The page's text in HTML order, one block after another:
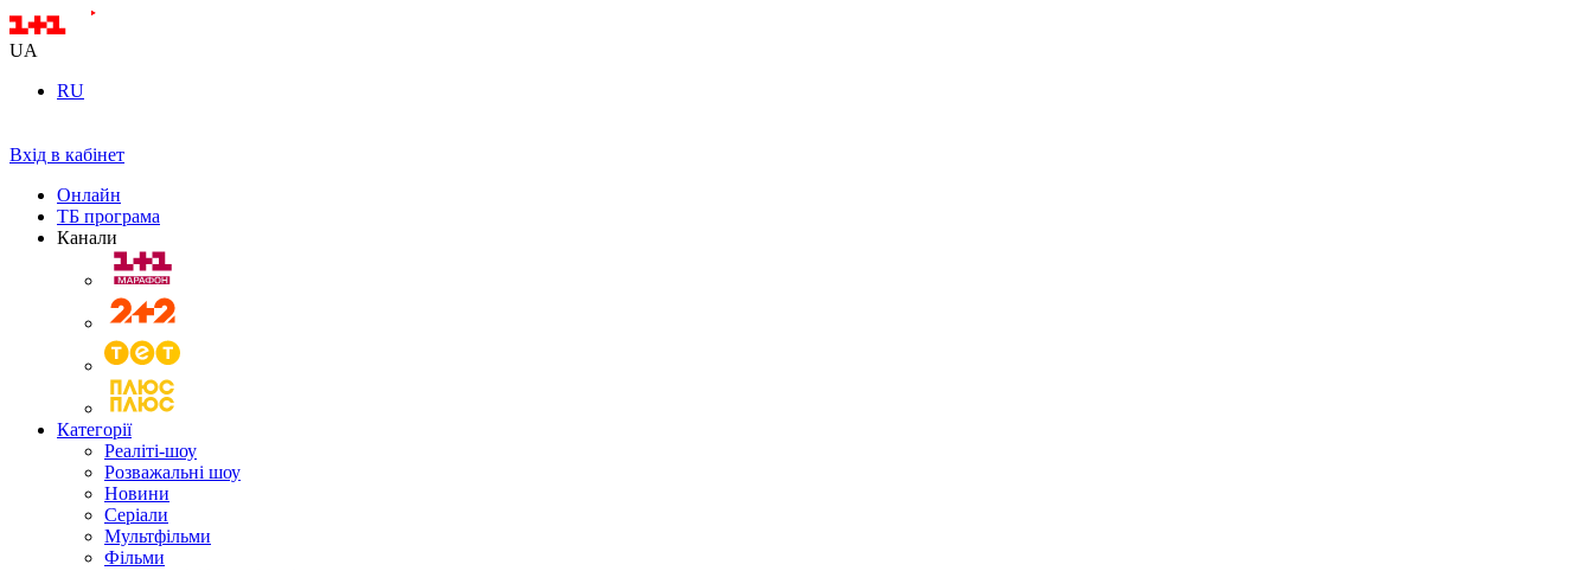
UA
RU
Вхід в кабінет
Онлайн
ТБ програма
Канали
Категорії
Реаліті-шоу
Розважальні шоу
Новини
Серіали
Мультфільми
Фільми